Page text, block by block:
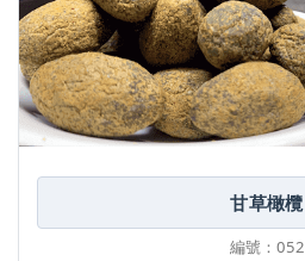
甘草橄欖
編號：052